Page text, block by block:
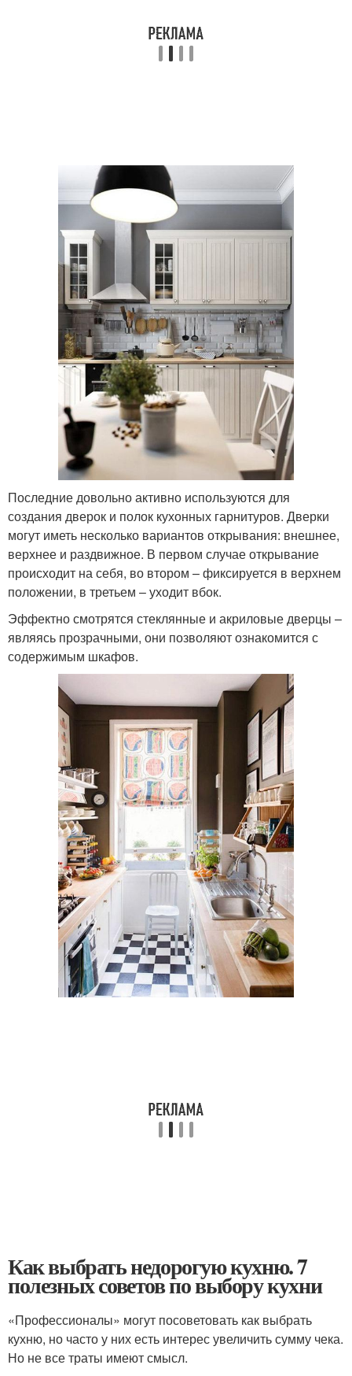
Последние довольно активно используются для
создания дверок и полок кухонных гарнитуров. Дверки
могут иметь несколько вариантов открывания: внешнее,
верхнее и раздвижное. В первом случае открывание
происходит на себя, во втором – фиксируется в верхнем
положении, в третьем – уходит вбок.
Эффектно смотрятся стеклянные и акриловые дверцы –
являясь прозрачными, они позволяют ознакомится с
содержимым шкафов.
Как выбрать недорогую кухню. 7
полезных советов по выбору кухни
«Профессионалы» могут посоветовать как выбрать
кухню, но часто у них есть интерес увеличить сумму чека.
Но не все траты имеют смысл.